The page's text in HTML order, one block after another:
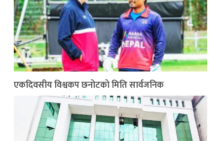
एकदिवसीय विश्वकप छनोटको मिति सार्वजनिक